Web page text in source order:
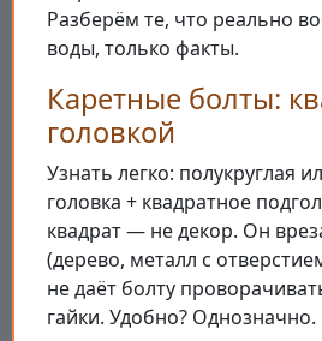
Разберём те, что реально
воды, только факты.
Каретные болты:
головкой
Узнать легко: полукруглая
головка + квадратное
квадрат — не декор. Он
(дерево, металл с
не даёт болту
гайки. Удобно?